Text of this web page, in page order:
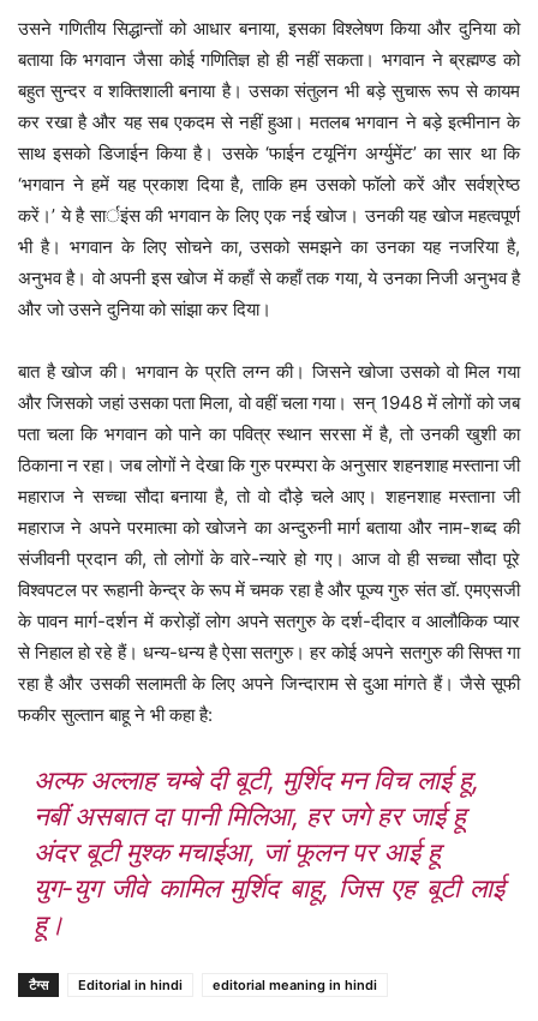
उसने गणितीय सिद्धान्तों को आधार बनाया, इसका विश्लेषण किया और दुनिया को
बताया कि भगवान जैसा कोई गणितिज्ञ हो ही नहीं सकता। भगवान ने ब्रह्मण्ड को
बहुत सुन्दर व शक्तिशाली बनाया है। उसका संतुलन भी बड़े सुचारू रूप से कायम
कर रखा है और यह सब एकदम से नहीं हुआ। मतलब भगवान ने बड़े इत्मीनान के
साथ इसको डिजाईन किया है। उसके ‘फाईन टयूनिंग अर्ग्युमेंट’ का सार था कि
‘भगवान ने हमें यह प्रकाश दिया है, ताकि हम उसको फॉलो करें और सर्वश्रेष्ठ
करें।’ ये है सार्इंस की भगवान के लिए एक नई खोज। उनकी यह खोज महत्वपूर्ण
भी है। भगवान के लिए सोचने का, उसको समझने का उनका यह नजरिया है,
अनुभव है। वो अपनी इस खोज में कहाँ से कहाँ तक गया, ये उनका निजी अनुभव है
और जो उसने दुनिया को सांझा कर दिया।
बात है खोज की। भगवान के प्रति लग्न की। जिसने खोजा उसको वो मिल गया
और जिसको जहां उसका पता मिला, वो वहीं चला गया। सन् 1948 में लोगों को जब
पता चला कि भगवान को पाने का पवित्र स्थान सरसा में है, तो उनकी खुशी का
ठिकाना न रहा। जब लोगों ने देखा कि गुरु परम्परा के अनुसार शहनशाह मस्ताना जी
महाराज ने सच्चा सौदा बनाया है, तो वो दौड़े चले आए। शहनशाह मस्ताना जी
महाराज ने अपने परमात्मा को खोजने का अन्दुरुनी मार्ग बताया और नाम-शब्द की
संजीवनी प्रदान की, तो लोगों के वारे-न्यारे हो गए। आज वो ही सच्चा सौदा पूरे
विश्वपटल पर रूहानी केन्द्र के रूप में चमक रहा है और पूज्य गुरु संत डॉ. एमएसजी
के पावन मार्ग-दर्शन में करोड़ों लोग अपने सतगुरु के दर्श-दीदार व आलौकिक प्यार
से निहाल हो रहे हैं। धन्य-धन्य है ऐसा सतगुरु। हर कोई अपने सतगुरु की सिफ्त गा
रहा है और उसकी सलामती के लिए अपने जिन्दाराम से दुआ मांगते हैं। जैसे सूफी
फकीर सुल्तान बाहू ने भी कहा है:
अल्फ अल्लाह चम्बे दी बूटी, मुर्शिद मन विच लाई हू,
नबीं असबात दा पानी मिलिआ, हर जगे हर जाई हू
अंदर बूटी मुश्क मचाईआ, जां फूलन पर आई हू
युग-युग जीवे कामिल मुर्शिद बाहू, जिस एह बूटी लाई
हू।
टैग्स Editorial in hindi editorial meaning in hindi